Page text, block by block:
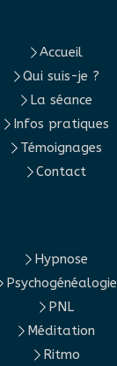
Accueil
Qui suis-je ?
La séance
Infos pratiques
Témoignages
Contact
Hypnose
Psychogénéalogie
PNL
Méditation
Ritmo